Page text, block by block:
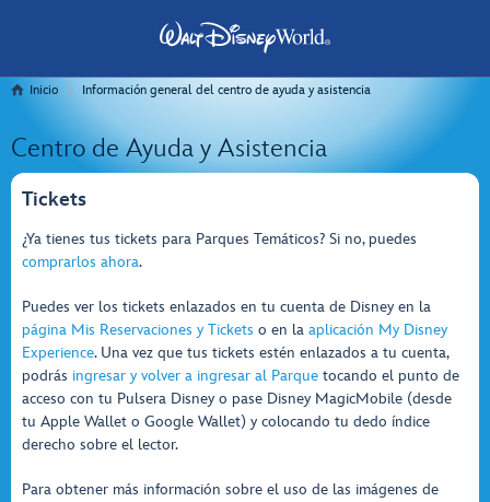
Inicio Información general del centro de ayuda y asistencia
Centro de Ayuda y Asistencia
Tickets
¿Ya tienes tus tickets para Parques Temáticos? Si no, puedes
comprarlos ahora.
Puedes ver los tickets enlazados en tu cuenta de Disney en la
página Mis Reservaciones y Tickets o en la aplicación My Disney
Experience. Una vez que tus tickets estén enlazados a tu cuenta,
podrás ingresar y volver a ingresar al Parque tocando el punto de
acceso con tu Pulsera Disney o pase Disney MagicMobile (desde
tu Apple Wallet o Google Wallet) y colocando tu dedo índice
derecho sobre el lector.
Para obtener más información sobre el uso de las imágenes de